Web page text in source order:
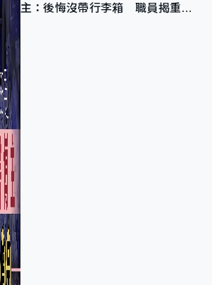
主：後悔沒帶行李箱 職員揭重複